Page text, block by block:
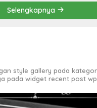
Selengkapnya
style gallery pada
pada widget recent post